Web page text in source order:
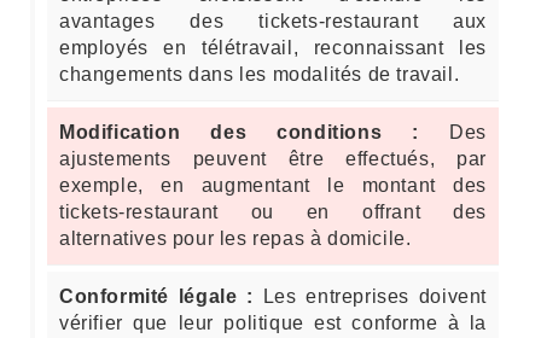
avantages des tickets-restaurant aux
employés en télétravail, reconnaissant les
changements dans les modalités de travail.
Modification des conditions :
Des
ajustements peuvent être effectués, par
exemple, en augmentant le montant des
tickets-restaurant ou en offrant des
alternatives pour les repas à domicile.
Conformité légale :
Les entreprises doivent
vérifier que leur politique est conforme à la